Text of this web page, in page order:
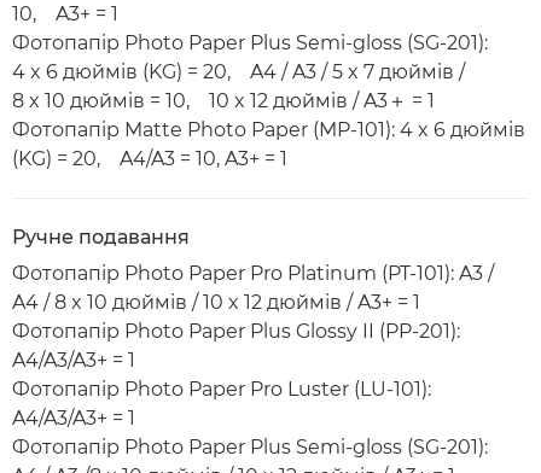
10, A3+ = 1
Фотопапір Photo Paper Plus Semi-gloss (SG-201):
4 x 6 дюймів (KG) = 20, A4 / A3 / 5 x 7 дюймів /
8 x 10 дюймів = 10, 10 x 12 дюймів / A3＋ = 1
Фотопапір Matte Photo Paper (MP-101): 4 x 6 дюймів
(KG) = 20, A4/A3 = 10, A3+ = 1
Ручне подавання
Фотопапір Photo Paper Pro Platinum (PT-101): A3 /
A4 / 8 x 10 дюймів / 10 x 12 дюймів / A3+ = 1
Фотопапір Photo Paper Plus Glossy II (PP-201):
A4/A3/A3+ = 1
Фотопапір Photo Paper Pro Luster (LU-101):
A4/A3/A3+ = 1
Фотопапір Photo Paper Plus Semi-gloss (SG-201):